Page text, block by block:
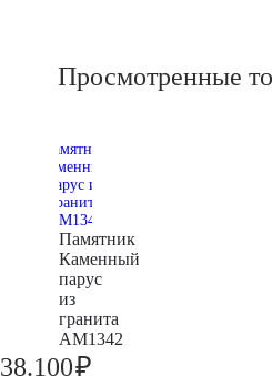
Просмотренные
Памятник
Каменный
парус
из
гранита
AM1342
38.100₽